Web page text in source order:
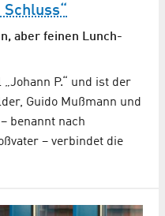
aber feinen Lunch-
P.“ und ist der
Guido Mußmann und
benannt nach
– verbindet die